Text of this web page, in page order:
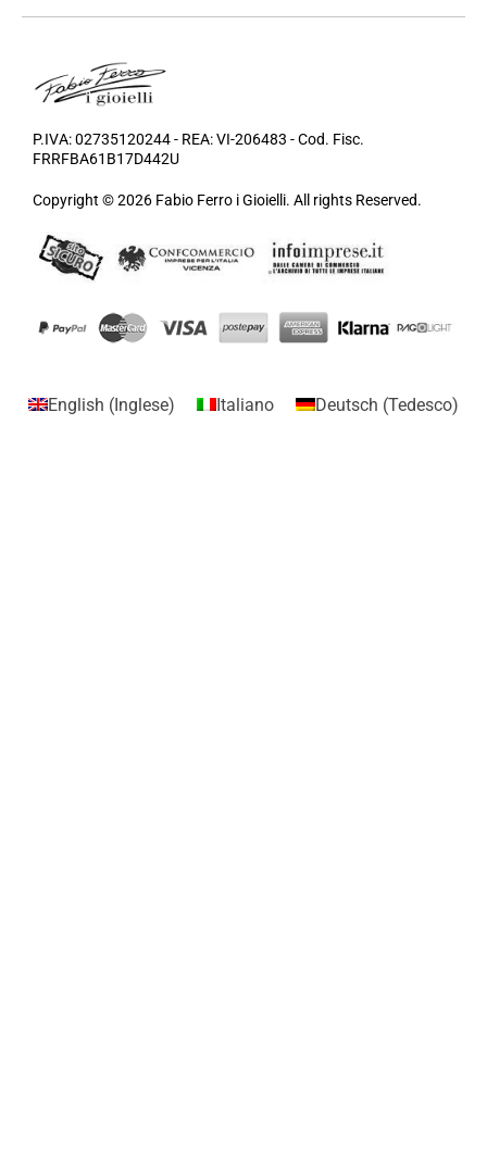
P.IVA: 02735120244 - REA: VI-206483 - Cod. Fisc.
FRRFBA61B17D442U
Copyright © 2026 Fabio Ferro i Gioielli. All rights Reserved.
English (Inglese) Italiano Deutsch (Tedesco)